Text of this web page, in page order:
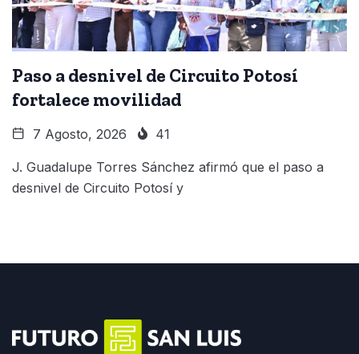
Paso a desnivel de Circuito Potosí
fortalece movilidad
7 Agosto, 2026 41
J. Guadalupe Torres Sánchez afirmó que el paso a
desnivel de Circuito Potosí y